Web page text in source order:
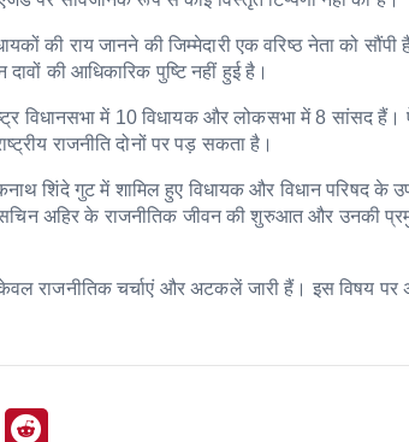
की राय जानने की जिम्मेदारी एक वरिष्ठ नेता को
की आधिकारिक पुष्टि नहीं हुई है।
विधानसभा में 10 विधायक और लोकसभा में 8 सांसद
राजनीति दोनों पर पड़ सकता है।
शिंदे गुट में शामिल हुए विधायक और विधान परिषद के
अहिर के राजनीतिक जीवन की शुरुआत और उनकी
राजनीतिक चर्चाएं और अटकलें जारी हैं। इस विषय पर